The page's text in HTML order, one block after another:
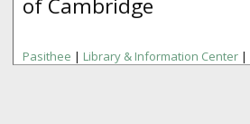
of Cambridge
Pasithee | Library & Information Center |